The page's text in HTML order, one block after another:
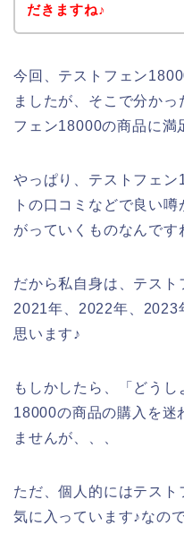
だきますね♪
今回、テストフェン
ましたが、そこで分かっ
フェン18000の商品に満
やっぱり、テストフェ
トの口コミなどで良い
がっていくものなんです
だから私自身は、テス
2021年、2022年、2023
思います♪
もしかしたら、「どう
18000の商品の購入を迷
ませんが、、、
ただ、個人的にはテス
気に入っています♪なの